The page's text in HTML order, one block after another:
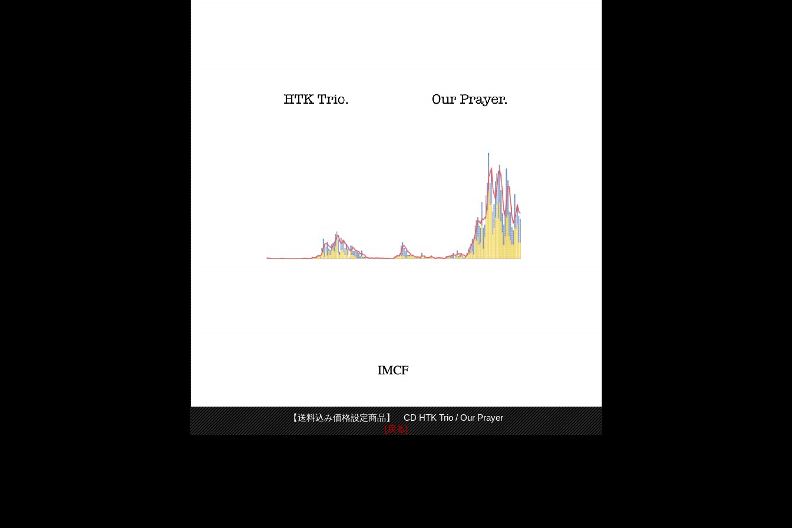
【送料込み価格設定商品】 CD HTK Trio / Our Prayer
[戻る]